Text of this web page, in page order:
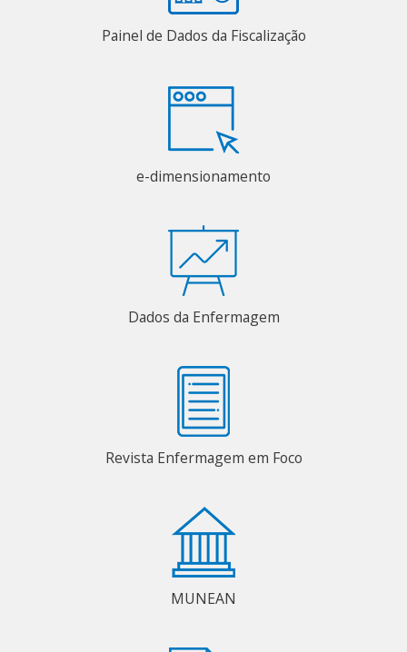
Painel de Dados da Fiscalização
e-dimensionamento
Dados da Enfermagem
Revista Enfermagem em Foco
MUNEAN